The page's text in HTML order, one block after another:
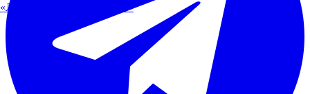
«Лицей №82 г. Челябинска»